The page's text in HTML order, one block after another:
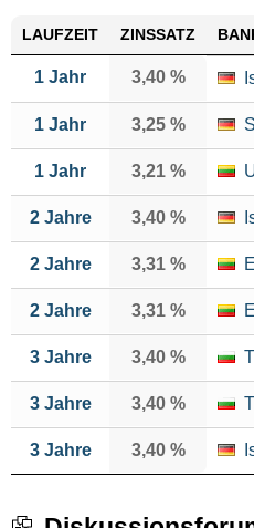
LAUFZEIT ZINSSATZ
1 Jahr 3,40 %
1 Jahr 3,25 %
1 Jahr 3,21 %
2 Jahre 3,40 %
2 Jahre 3,31 %
2 Jahre 3,31 %
3 Jahre 3,40 %
3 Jahre 3,40 %
3 Jahre 3,40 %